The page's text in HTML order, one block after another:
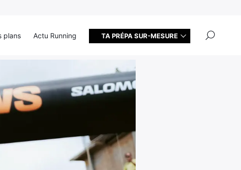
plans Actu Running TA PRÉPA SUR-MESURE